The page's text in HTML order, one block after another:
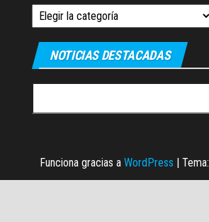
Categorias
NOTICIAS DESTACADAS
Funciona gracias a WordPress | Tema: